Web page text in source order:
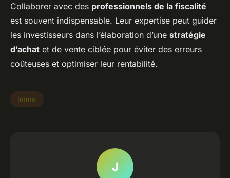
Collaborer avec des professionnels de la fiscalité
est souvent indispensable. Leur expertise peut guider
les investisseurs dans l’élaboration d’une stratégie
d’achat et de vente ciblée pour éviter des erreurs
coûteuses et optimiser leur rentabilité.
Immo
J